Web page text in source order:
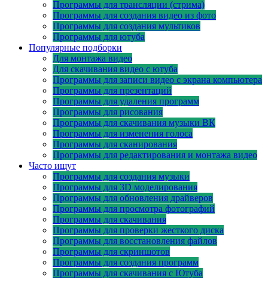
Программы для трансляции (стрима)
Программы для создания видео из фото
Программы для создания мультиков
Программы для ютуба
Популярные подборки
Для монтажа видео
Для скачивания видео с ютуба
Программы для записи видео с экрана компьютера
Программы для презентаций
Программы для удаления программ
Программы для рисования
Программы для скачивания музыки ВК
Программы для изменения голоса
Программы для сканирования
Программы для редактирования и монтажа видео
Часто ищут
Программы для создания музыки
Программы для 3D моделирования
Программы для обновления драйверов
Программы для просмотра фотографий
Программы для скачивания
Программы для проверки жесткого диска
Программы для восстановления файлов
Программы для скриншотов
Программы для создания программ
Программы для скачивания с Ютуба